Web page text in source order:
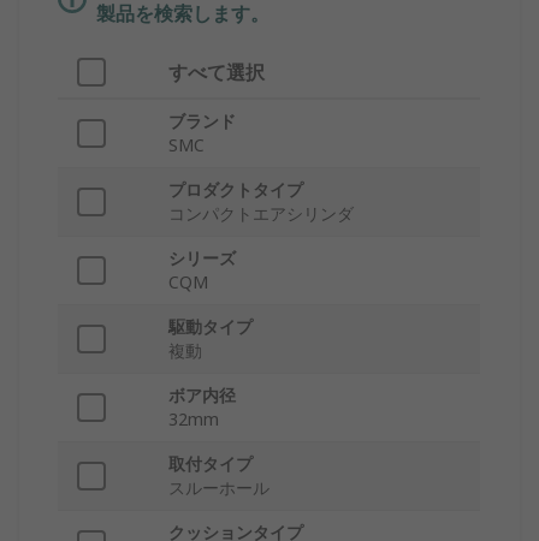
製品を検索します。
すべて選択
ブランド
SMC
プロダクトタイプ
コンパクトエアシリンダ
シリーズ
CQM
駆動タイプ
複動
ボア内径
32mm
取付タイプ
スルーホール
クッションタイプ